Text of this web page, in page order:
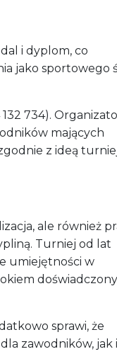
i dyplom, co
jako sportowego
734).
mających
z ideą
ale również
Turniej od lat
umiejętności w
sprawi, że
zawodników, jak i